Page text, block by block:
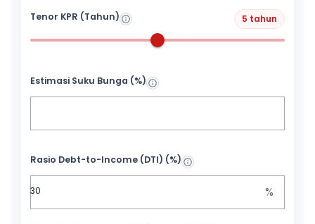
Tenor KPR (Tahun) 5 tahun
Estimasi Suku Bunga (%)
Rasio Debt-to-Income (DTI) (%)
%